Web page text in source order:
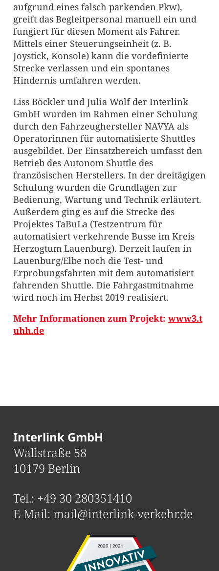
aufgrund eines falsch parkenden Pkw),
greift das Begleitpersonal manuell ein und
fungiert für diesen Moment als Fahrer.
Mittels einer Steuerungseinheit (z. B.
Joystick, Konsole) kann die vordefinierte
Strecke verlassen und ein spontanes
Hindernis umfahren werden.
Liss Böckler und Julia Wolf der Interlink
GmbH wurden im Rahmen einer Schulung
durch den Fahrzeughersteller NAVYA als
Operatorinnen für automatisierte Shuttles
ausgebildet. Der Einsatzbereich umfasst den
Betrieb des Autonom Shuttle des
französischen Herstellers. In der dreitägigen
Schulung wurden die Grundlagen zur
Bedienung, Wartung und Technik erläutert.
Außerdem ging es auf die Strecke des
Projektes TaBuLa (Testzentrum für
automatisiert verkehrende Busse im Kreis
Herzogtum Lauenburg). Derzeit laufen in
Lauenburg/Elbe noch die Test- und
Erprobungsfahrten mit dem automatisiert
fahrenden Shuttle. Die Fahrgastmitnahme
wird noch im Herbst 2019 realisiert.
Mehr Informationen zum Projekt: www3.t
uhh.de
Interlink GmbH
Wallstraße 58
10179 Berlin
Tel.: +49 30 280351410
E-Mail: mail@interlink-verkehr.de